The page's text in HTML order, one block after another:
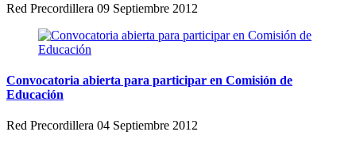
Red Precordillera 09 Septiembre 2012
Convocatoria abierta para participar en Comisión de
Educación
Red Precordillera 04 Septiembre 2012